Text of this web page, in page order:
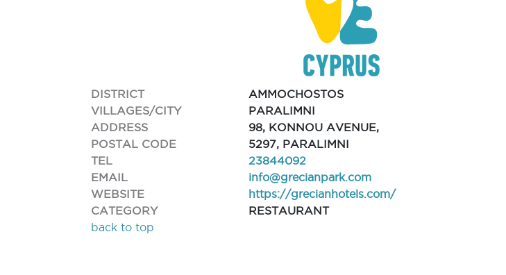
DISTRICT
AMMOCHOSTOS
VILLAGES/CITY
PARALIMNI
ADDRESS
98, KONNOU AVENUE,
POSTAL CODE
5297, PARALIMNI
TEL
23844092
EMAIL
info@grecianpark.com
WEBSITE
https://grecianhotels.com/
CATEGORY
RESTAURANT
back to top